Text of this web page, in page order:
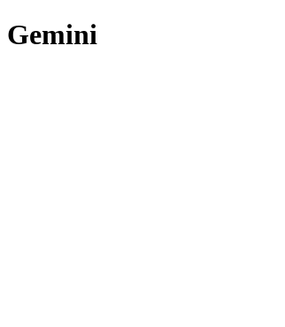
Gemini